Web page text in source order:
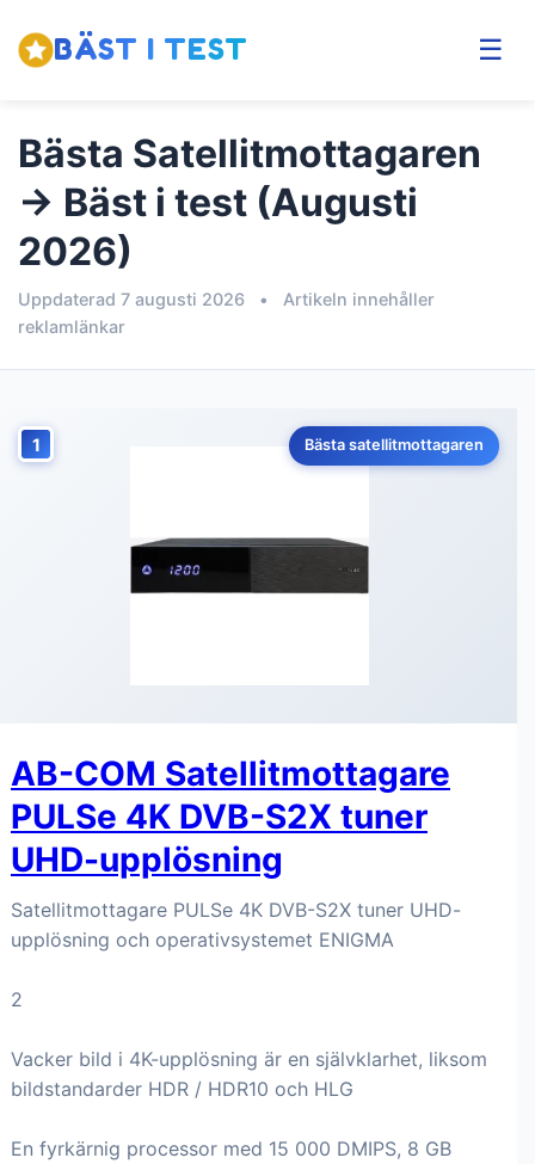
BÄST I TEST ☰
Bästa Satellitmottagaren
→ Bäst i test (Augusti
2026)
Uppdaterad 7 augusti 2026 •
Artikeln innehåller
reklamlänkar
1 Bästa satellitmottagaren
AB-COM Satellitmottagare
PULSe 4K DVB-S2X tuner
UHD-upplösning
Satellitmottagare PULSe 4K DVB-S2X tuner UHD-
upplösning och operativsystemet ENIGMA
2
Vacker bild i 4K-upplösning är en självklarhet, liksom
bildstandarder HDR / HDR10 och HLG
En fyrkärnig processor med 15 000 DMIPS, 8 GB